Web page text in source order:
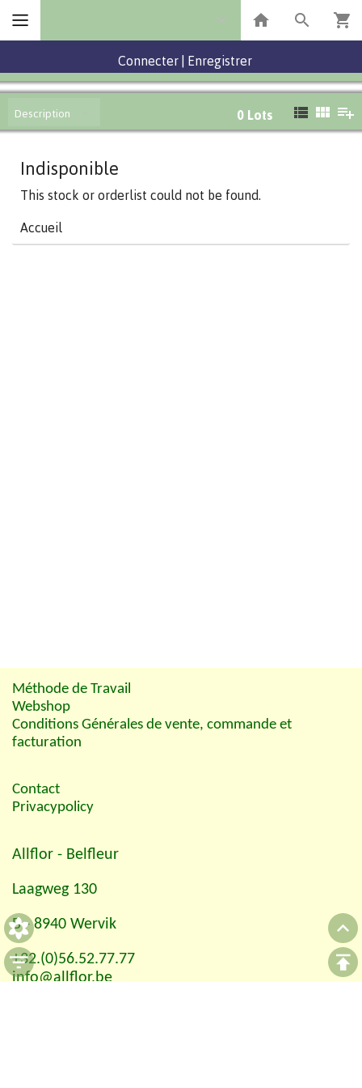
Connecter Enregistrer
Description 0 Lots
Indisponible
This stock or orderlist could not be found.
Accueil
Méthode de Travail
Webshop
Conditions Générales de vente, commande et
facturation
Contact
Privacypolicy
Allflor - Belfleur
Laagweg 130
B - 8940 Wervik
+32.(0)56.52.77.77
info@allflor.be